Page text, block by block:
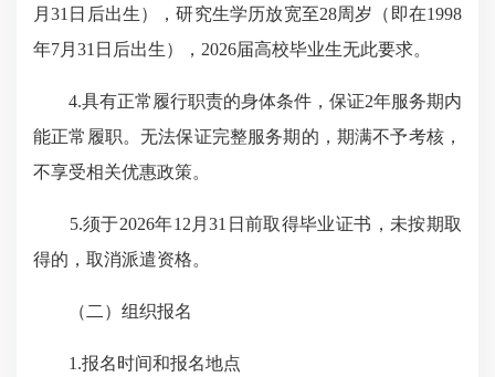
月31日后出生），研究生学历放宽至28周岁（即在1998
年7月31日后出生），2026届高校毕业生无此要求。
4.具有正常履行职责的身体条件，保证2年服务期内
能正常履职。无法保证完整服务期的，期满不予考核，
不享受相关优惠政策。
5.须于2026年12月31日前取得毕业证书，未按期取
得的，取消派遣资格。
（二）组织报名
1.报名时间和报名地点